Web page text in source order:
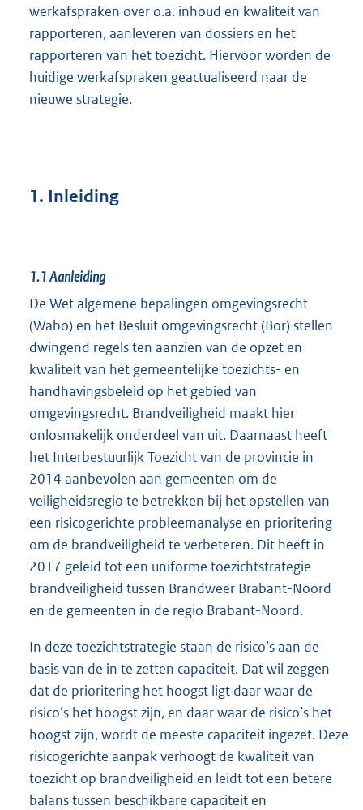
werkafspraken over o.a. inhoud en kwaliteit van
rapporteren, aanleveren van dossiers en het
rapporteren van het toezicht. Hiervoor worden de
huidige werkafspraken geactualiseerd naar de
nieuwe strategie.
1. Inleiding
1.1Aanleiding
De Wet algemene bepalingen omgevingsrecht
(Wabo) en het Besluit omgevingsrecht (Bor) stellen
dwingend regels ten aanzien van de opzet en
kwaliteit van het gemeentelijke toezichts- en
handhavingsbeleid op het gebied van
omgevingsrecht. Brandveiligheid maakt hier
onlosmakelijk onderdeel van uit. Daarnaast heeft
het Interbestuurlijk Toezicht van de provincie in
2014 aanbevolen aan gemeenten om de
veiligheidsregio te betrekken bij het opstellen van
een risicogerichte probleemanalyse en prioritering
om de brandveiligheid te verbeteren. Dit heeft in
2017 geleid tot een uniforme toezichtstrategie
brandveiligheid tussen Brandweer Brabant-Noord
en de gemeenten in de regio Brabant-Noord.
In deze toezichtstrategie staan de risico’s aan de
basis van de in te zetten capaciteit. Dat wil zeggen
dat de prioritering het hoogst ligt daar waar de
risico’s het hoogst zijn, en daar waar de risico’s het
hoogst zijn, wordt de meeste capaciteit ingezet. Deze
risicogerichte aanpak verhoogt de kwaliteit van
toezicht op brandveiligheid en leidt tot een betere
balans tussen beschikbare capaciteit en